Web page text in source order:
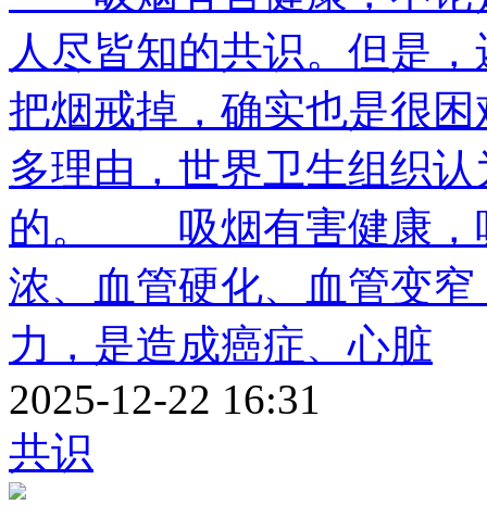
人尽皆知的共识。但是
把烟戒掉，确实也是很
多理由，世界卫生组织
的。 吸烟有害健康，
浓、血管硬化、血管变
力，是造成癌症、心脏
2025-12-22 16:31
共识